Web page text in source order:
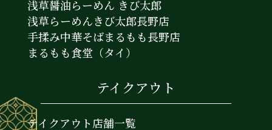
浅草醤油らーめん きび太郎
浅草らーめんきび太郎長野店
手揉み中華そばまるもも長野店
まるもも食堂（タイ）
テイクアウト
テイクアウト店舗一覧